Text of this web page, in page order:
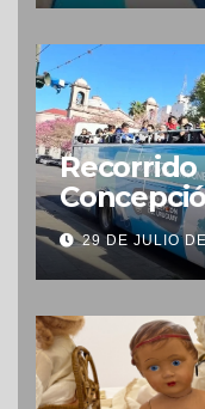
Recorrido
29 DE JULIO